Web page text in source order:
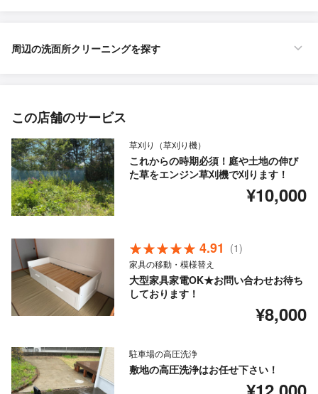
周辺の洗面所クリーニングを探す
この店舗のサービス
草刈り（草刈り機）
これからの時期必須！庭や土地の伸び
た草をエンジン草刈機で刈ります！
¥10,000
4.91 (1)
家具の移動・模様替え
大型家具家電OK★お問い合わせお待ち
しております！
¥8,000
駐車場の高圧洗浄
敷地の高圧洗浄はお任せ下さい！